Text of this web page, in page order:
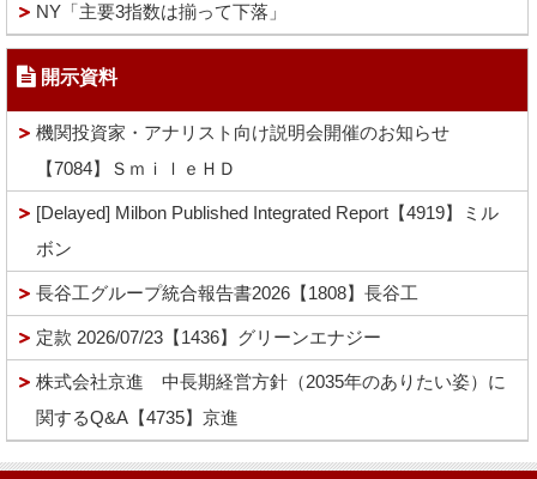
NY「主要3指数は揃って下落」
開示資料
機関投資家・アナリスト向け説明会開催のお知らせ
【7084】ＳｍｉｌｅＨＤ
[Delayed] Milbon Published Integrated Report【4919】ミル
ボン
長谷工グループ統合報告書2026【1808】長谷工
定款 2026/07/23【1436】グリーンエナジー
株式会社京進 中長期経営方針（2035年のありたい姿）に
関するQ&A【4735】京進